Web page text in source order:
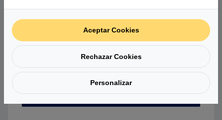
para publicar una valoración.
Aún no hay reseñas.
Aceptar Cookies
Rechazar Cookies
Personalizar